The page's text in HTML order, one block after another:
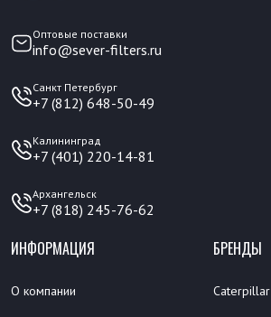
Оптовые поставки
info@sever-filters.ru
Санкт Петербург
+7 (812) 648-50-49
Калининград
+7 (401) 220-14-81
Архангельск
+7 (818) 245-76-62
ИНФОРМАЦИЯ
О компании
БРЕНДЫ
Caterpillar